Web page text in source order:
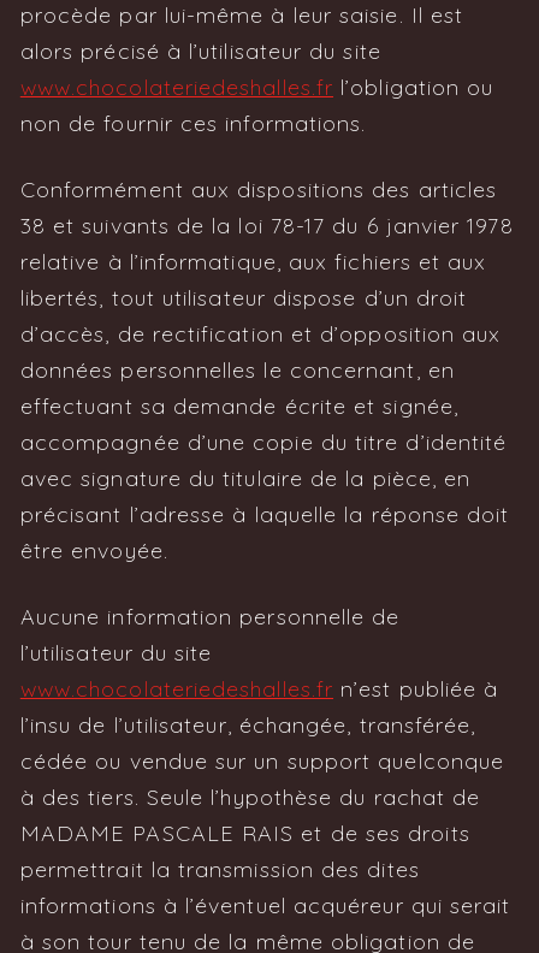
procède par lui-même à leur saisie. Il est
alors précisé à l’utilisateur du site
www.chocolateriedeshalles.fr l’obligation ou
non de fournir ces informations.
Conformément aux dispositions des articles
38 et suivants de la loi 78-17 du 6 janvier 1978
relative à l’informatique, aux fichiers et aux
libertés, tout utilisateur dispose d’un droit
d’accès, de rectification et d’opposition aux
données personnelles le concernant, en
effectuant sa demande écrite et signée,
accompagnée d’une copie du titre d’identité
avec signature du titulaire de la pièce, en
précisant l’adresse à laquelle la réponse doit
être envoyée.
Aucune information personnelle de
l’utilisateur du site
www.chocolateriedeshalles.fr n’est publiée à
l’insu de l’utilisateur, échangée, transférée,
cédée ou vendue sur un support quelconque
à des tiers. Seule l’hypothèse du rachat de
MADAME PASCALE RAIS et de ses droits
permettrait la transmission des dites
informations à l’éventuel acquéreur qui serait
à son tour tenu de la même obligation de